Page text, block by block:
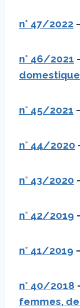
n° 47/2022
n° 46/2021
domestique
n° 45/2021
n° 44/2020
n° 43/2020
n° 42/2019
n° 41/2019
n° 40/2018
femmes,